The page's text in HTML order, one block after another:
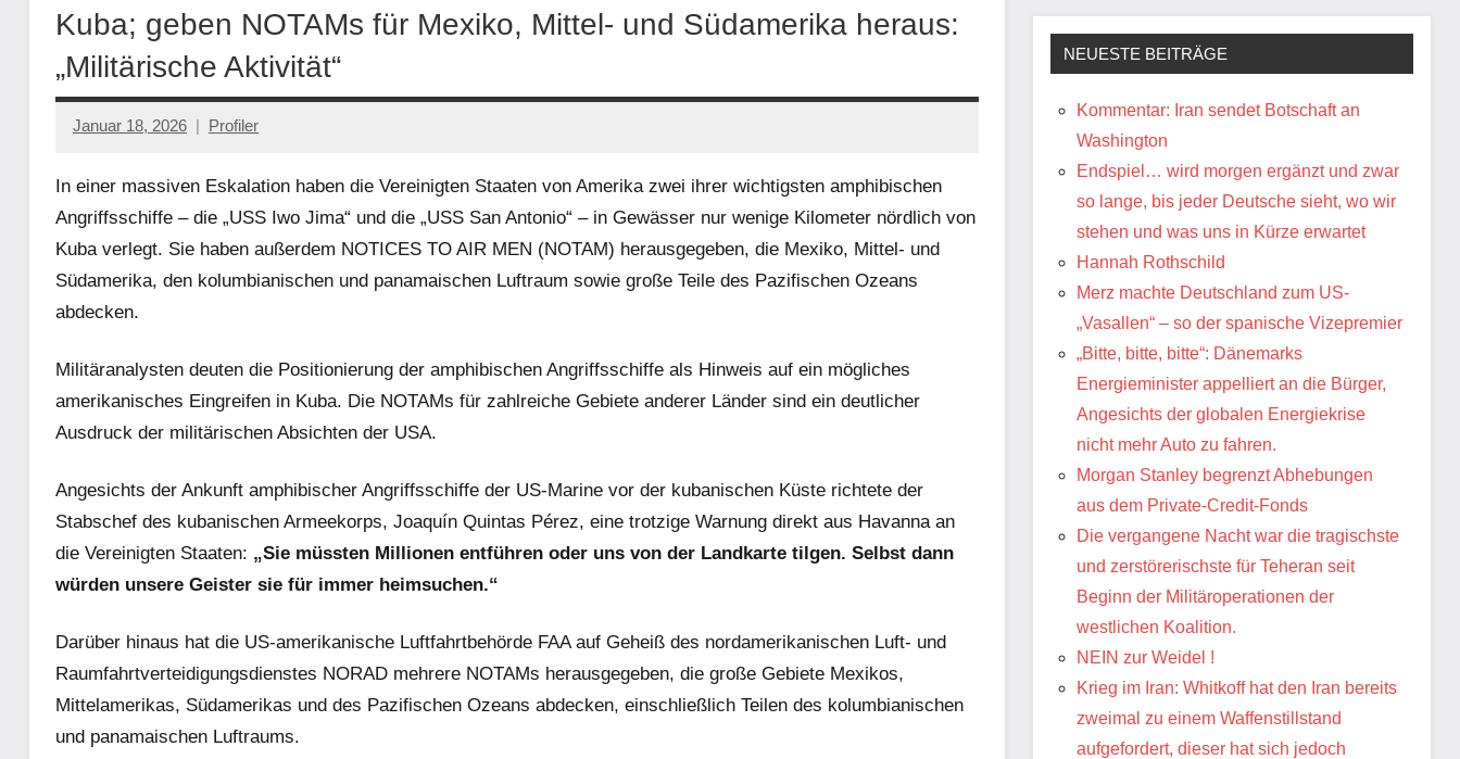
Kuba; geben NOTAMs für Mexiko, Mittel- und Südamerika heraus:
„Militärische Aktivität“
Januar 18, 2026 Profiler
Keine
In einer massiven Eskalation haben die Vereinigten Staaten von Amerika zwei ihrer wichtigsten amphibischen
Angriffsschiffe – die „USS Iwo Jima“ und die „USS San Antonio“ – in Gewässer nur wenige Kilometer nördlich von
Kuba verlegt. Sie haben außerdem NOTICES TO AIR MEN (NOTAM) herausgegeben, die Mexiko, Mittel- und
Südamerika, den kolumbianischen und panamaischen Luftraum sowie große Teile des Pazifischen Ozeans
abdecken.
Militäranalysten deuten die Positionierung der amphibischen Angriffsschiffe als Hinweis auf ein mögliches
amerikanisches Eingreifen in Kuba. Die NOTAMs für zahlreiche Gebiete anderer Länder sind ein deutlicher
Ausdruck der militärischen Absichten der USA.
Angesichts der Ankunft amphibischer Angriffsschiffe der US-Marine vor der kubanischen Küste richtete der
Stabschef des kubanischen Armeekorps, Joaquín Quintas Pérez, eine trotzige Warnung direkt aus Havanna an
die Vereinigten Staaten: „Sie müssten Millionen entführen oder uns von der Landkarte tilgen. Selbst dann
würden unsere Geister sie für immer heimsuchen.“
Darüber hinaus hat die US-amerikanische Luftfahrtbehörde FAA auf Geheiß des nordamerikanischen Luft- und
Raumfahrtverteidigungsdienstes NORAD mehrere NOTAMs herausgegeben, die große Gebiete Mexikos,
Mittelamerikas, Südamerikas und des Pazifischen Ozeans abdecken, einschließlich Teilen des kolumbianischen
und panamaischen Luftraums.
NEUESTE BEITRÄGE
Kommentar: Iran sendet Botschaft an
Washington
Endspiel… wird morgen ergänzt und zwar
so lange, bis jeder Deutsche sieht, wo wir
stehen und was uns in Kürze erwartet
Hannah Rothschild
Merz machte Deutschland zum US-
„Vasallen“ – so der spanische Vizepremier
„Bitte, bitte, bitte“: Dänemarks
Energieminister appelliert an die Bürger,
Angesichts der globalen Energiekrise
nicht mehr Auto zu fahren.
Morgan Stanley begrenzt Abhebungen
aus dem Private-Credit-Fonds
Die vergangene Nacht war die tragischste
und zerstörerischste für Teheran seit
Beginn der Militäroperationen der
westlichen Koalition.
NEIN zur Weidel !
Krieg im Iran: Whitkoff hat den Iran bereits
zweimal zu einem Waffenstillstand
aufgefordert, dieser hat sich jedoch